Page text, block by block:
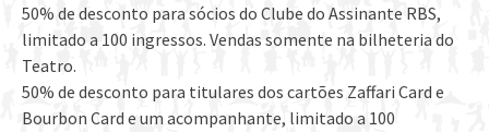
50% de desconto para sócios do Clube do Assinante RBS,
limitado a 100 ingressos. Vendas somente na bilheteria do
Teatro.
50% de desconto para titulares dos cartões Zaffari Card e
Bourbon Card e um acompanhante, limitado a 100